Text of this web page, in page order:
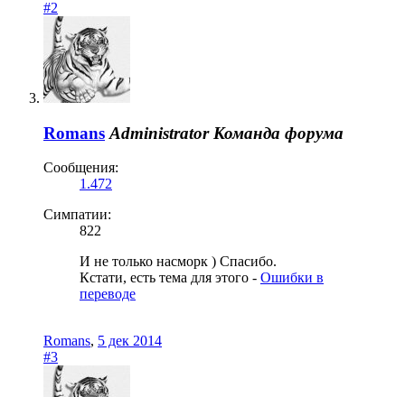
#2
Romans Administrator Команда форума
Сообщения:
1.472
Симпатии:
822
И не только насморк ) Спасибо.
Кстати, есть тема для этого - Ошибки в
переводе
Romans, 5 дек 2014
#3